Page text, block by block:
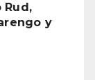
Rud,
y